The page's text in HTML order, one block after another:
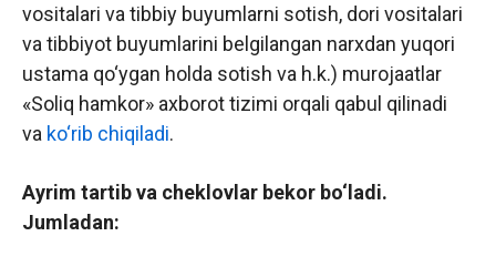
vositalari va tibbiy buyumlarni sotish, dori vositalari
va tibbiyot buyumlarini belgilangan narxdan yuqori
ustama qo‘ygan holda sotish va h.k.) murojaatlar
«Soliq hamkor» axborot tizimi orqali qabul qilinadi
va ko‘rib chiqiladi.
Ayrim tartib va cheklovlar bekor bo‘ladi.
Jumladan: